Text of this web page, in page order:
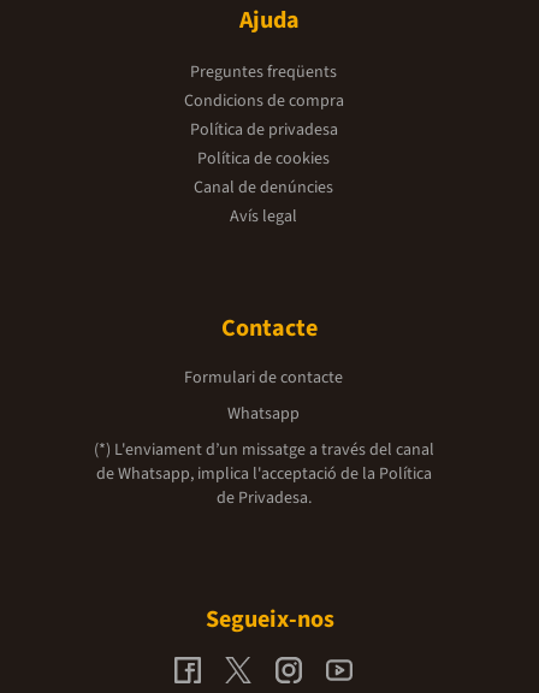
Ajuda
Preguntes freqüents
Condicions de compra
Política de privadesa
Política de cookies
Canal de denúncies
Avís legal
Contacte
Formulari de contacte
Whatsapp
(*) L'enviament d’un missatge a través del canal
de Whatsapp, implica l'acceptació de la Política
de Privadesa.
Segueix-nos